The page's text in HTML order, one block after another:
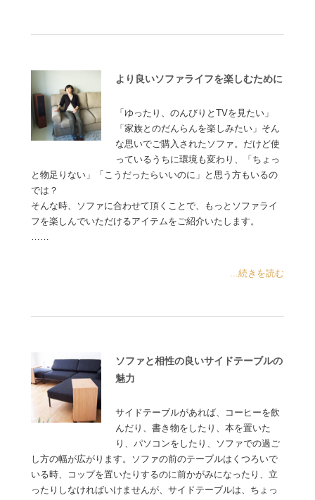
より良いソファライフを楽しむために
「ゆったり、のんびりとTVを見たい」
「家族とのだんらんを楽しみたい」そん
な思いでご購入されたソファ。だけど使
っているうちに環境も変わり、「ちょっ
と物足りない」「こうだったらいいのに」と思う方もいるの
では？
そんな時、ソファに合わせて頂くことで、もっとソファライ
フを楽しんでいただけるアイテムをご紹介いたします。
……
...続きを読む
ソファと相性の良いサイドテーブルの
魅力
サイドテーブルがあれば、コーヒーを飲
んだり、書き物をしたり、本を置いた
り、パソコンをしたり、ソファでの過ご
し方の幅が広がります。ソファの前のテーブルはくつろいで
いる時、コップを置いたりするのに前かがみになったり、立
ったりしなければいけませんが、サイドテーブルは、ちょっ